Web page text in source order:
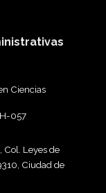
Ciencias
057
Col. Leyes de
Ciudad de